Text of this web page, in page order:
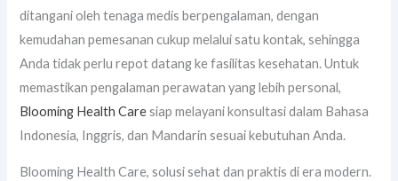
ditangani oleh tenaga medis berpengalaman, dengan
kemudahan pemesanan cukup melalui satu kontak, sehingga
Anda tidak perlu repot datang ke fasilitas kesehatan. Untuk
memastikan pengalaman perawatan yang lebih personal,
Blooming Health Caresiap melayani konsultasi dalam Bahasa
Indonesia, Inggris, dan Mandarin sesuai kebutuhan Anda.
Blooming Health Care, solusi sehat dan praktis di era modern.